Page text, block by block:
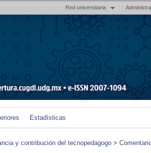
Red universitaria
Estadísticas
y contribución del tecnopedagogo >